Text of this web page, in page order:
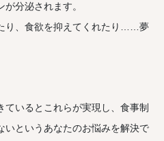
分泌されます。
り、食欲を抑えてくれたり……夢
いるとこれらが実現し、食事制
いというあなたのお悩みを解決で